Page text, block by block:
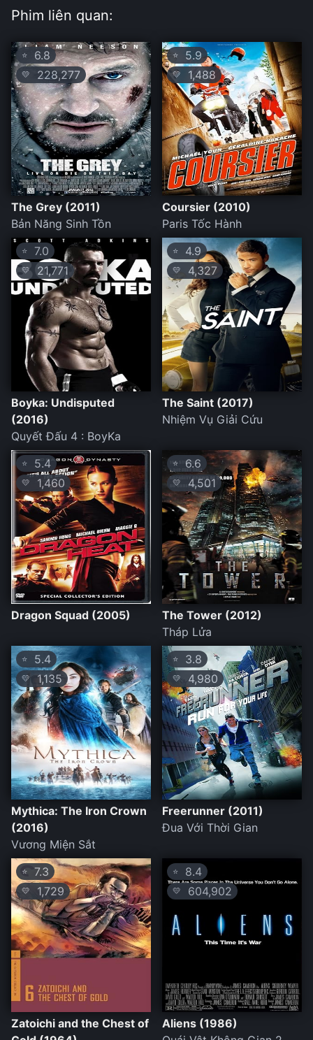
Phim liên quan:
⭐ 6.8
💛 228,277
The Grey (2011)
Bản Năng Sinh Tồn
⭐ 5.9
💛 1,488
Coursier (2010)
Paris Tốc Hành
⭐ 7.0
💛21,771
Boyka: Undisputed
(2016)
Quyết Đấu 4 : BoyKa
⭐ 4.9
💛 4,327
The Saint (2017)
Nhiệm Vụ Giải Cứu
⭐ 5.4
💛 1,460
Dragon Squad (2005)
⭐ 6.6
💛 4,501
The Tower (2012)
Tháp Lửa
⭐ 5.4
💛 1,135
Mythica: The Iron Crown
(2016)
Vương Miện Sắt
⭐ 3.8
💛 4,980
Freerunner (2011)
Đua Với Thời Gian
⭐ 7.3
💛 1,729
Zatoichi and the Chest of
⭐ 8.4
💛 604,902
Aliens (1986)